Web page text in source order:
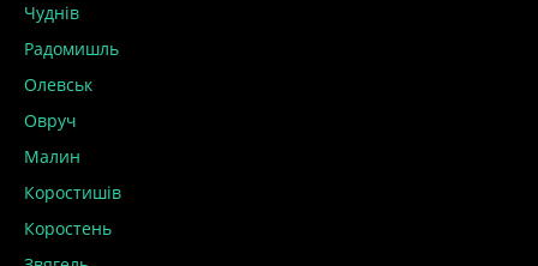
Чуднів
Радомишль
Олевськ
Овруч
Малин
Коростишів
Коростень